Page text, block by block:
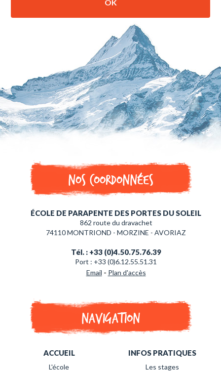
Nos coordonnées
ÉCOLE DE PARAPENTE DES PORTES DU SOLEIL
862 route du dravachet
74110 MONTRIOND - MORZINE - AVORIAZ
Tél. : +33 (0)4.50.75.76.39
Port : +33 (0)6.12.55.51.31
Email - Plan d'accès
Navigation
ACCUEIL
L'école
INFOS PRATIQUES
Les stages